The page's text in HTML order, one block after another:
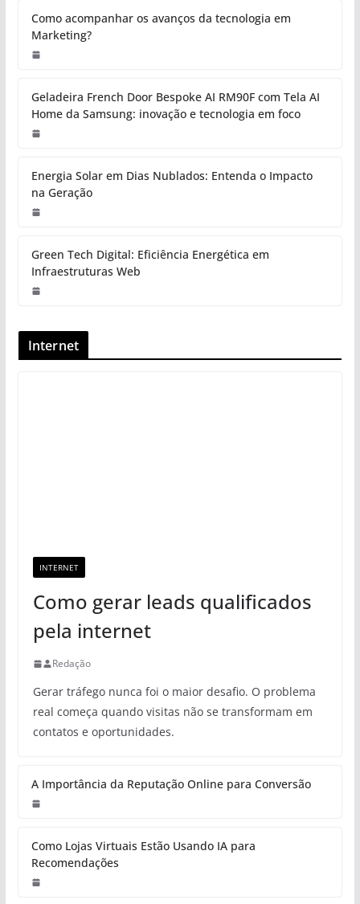
Como acompanhar os avanços da tecnologia em
Marketing?
Geladeira French Door Bespoke AI RM90F com Tela AI
Home da Samsung: inovação e tecnologia em foco
Energia Solar em Dias Nublados: Entenda o Impacto
na Geração
Green Tech Digital: Eficiência Energética em
Infraestruturas Web
Internet
INTERNET
Como gerar leads qualificados
pela internet
Redação
Gerar tráfego nunca foi o maior desafio. O problema
real começa quando visitas não se transformam em
contatos e oportunidades.
A Importância da Reputação Online para Conversão
Como Lojas Virtuais Estão Usando IA para
Recomendações